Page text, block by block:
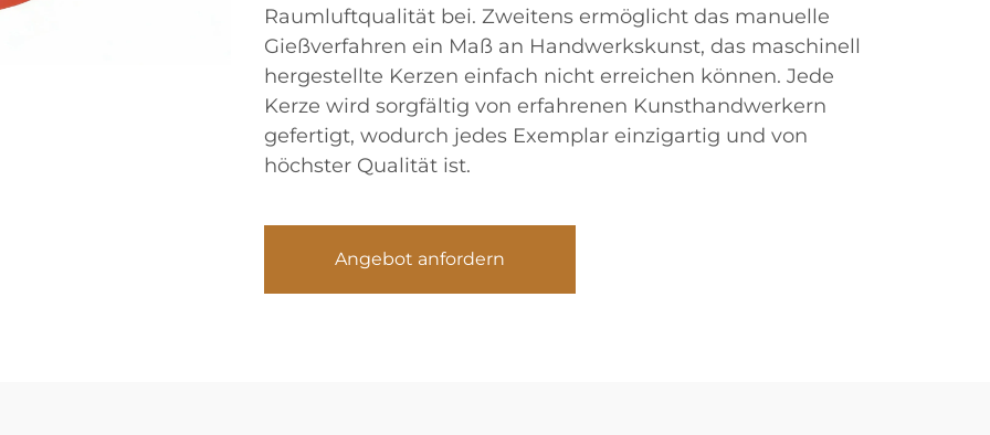
Raumluftqualität bei. Zweitens ermöglicht das manuelle
Gießverfahren ein Maß an Handwerkskunst, das maschinell
hergestellte Kerzen einfach nicht erreichen können. Jede
Kerze wird sorgfältig von erfahrenen Kunsthandwerkern
gefertigt, wodurch jedes Exemplar einzigartig und von
höchster Qualität ist.
Angebot anfordern